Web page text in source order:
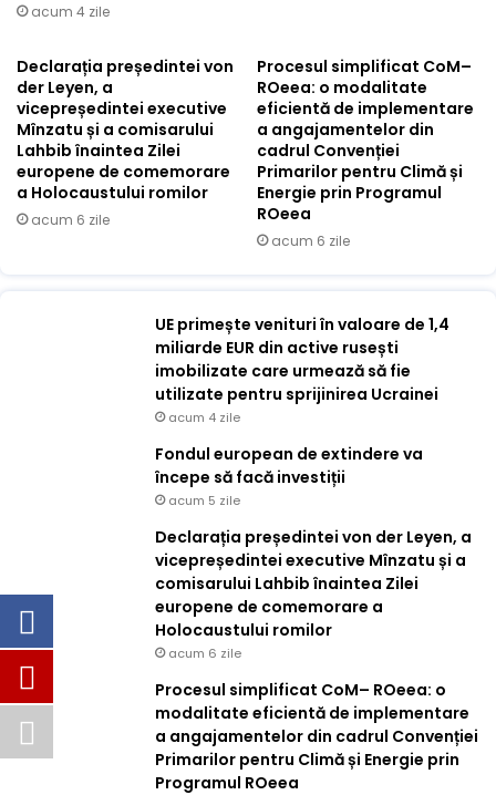
acum 4 zile
Declarația președintei von
der Leyen, a
vicepreședintei executive
Mînzatu și a comisarului
Lahbib înaintea Zilei
europene de comemorare
a Holocaustului romilor
acum 6 zile
Procesul simplificat CoM–
ROeea: o modalitate
eficientă de implementare
a angajamentelor din
cadrul Convenției
Primarilor pentru Climă și
Energie prin Programul
ROeea
acum 6 zile
UE primește venituri în valoare de 1,4
miliarde EUR din active rusești
imobilizate care urmează să fie
utilizate pentru sprijinirea Ucrainei
acum 4 zile
Fondul european de extindere va
începe să facă investiții
acum 5 zile
Declarația președintei von der Leyen, a
vicepreședintei executive Mînzatu și a
comisarului Lahbib înaintea Zilei
europene de comemorare a
Holocaustului romilor
acum 6 zile
Procesul simplificat CoM– ROeea: o
modalitate eficientă de implementare
a angajamentelor din cadrul Convenției
Primarilor pentru Climă și Energie prin
Programul ROeea